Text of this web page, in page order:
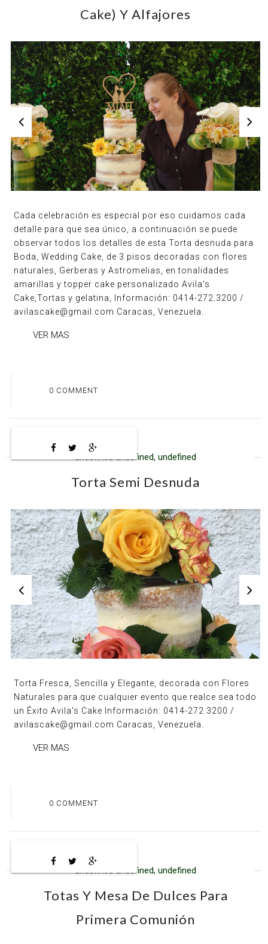
Cake) Y Alfajores
Cada celebración es especial por eso cuidamos cada
detalle para que sea único, a continuación se puede
observar todos los detalles de esta Torta desnuda para
Boda, Wedding Cake, de 3 pisos decoradas con flores
naturales, Gerberas y Astromelias, en tonalidades
amarillas y topper cake personalizado Avila's
Cake,Tortas y gelatina, Información: 0414-272.3200 /
avilascake@gmail.com Caracas, Venezuela.
VER MAS
0 COMMENT
undefined undefined, undefined
Torta Semi Desnuda
Torta Fresca, Sencilla y Elegante, decorada con Flores
Naturales para que cualquier evento que realce sea todo
un Éxito Avila's Cake Información: 0414-272.3200 /
avilascake@gmail.com Caracas, Venezuela.
VER MAS
0 COMMENT
undefined undefined, undefined
Totas Y Mesa De Dulces Para
Primera Comunión